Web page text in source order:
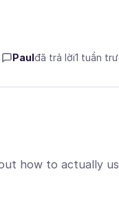
Paulđã trả lời1 tuần
how to actually